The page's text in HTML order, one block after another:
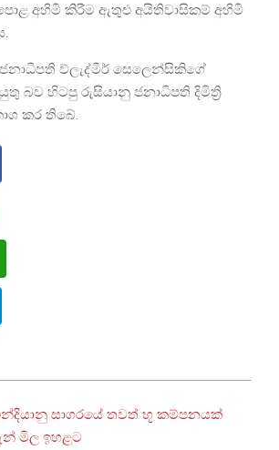
අහිමි කිරීම ඇතුළු අයිතිවාසිකම් අහිමි
ව්ලැද්මීර් සෙලෙන්සිකිගේ
බව හිටපු රුසියානු ජනාධිපති දිමිත්‍රි
කර තිබේ.
සාගරයේ තවත් භූ කම්පනයක්
මිල ඉහළට